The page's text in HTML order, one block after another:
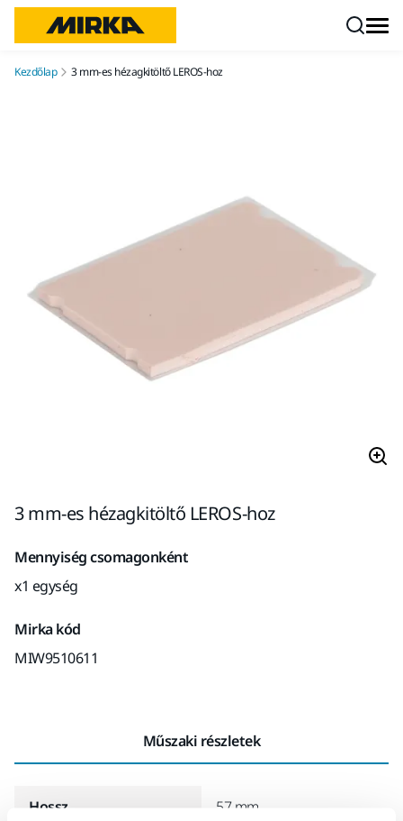
Kezdőlap 3 mm-es hézagkitöltő LEROS-hoz
3 mm-es hézagkitöltő LEROS-hoz
Mennyiség csomagonként
x1 egység
Mirka kód
MIW9510611
Műszaki részletek
Hossz 57 mm